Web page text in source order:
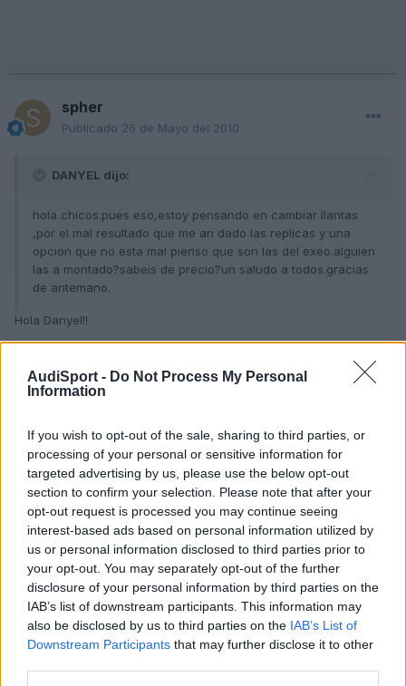
AudiSport - Do Not Process My Personal
Information
If you wish to opt-out of the sale, sharing to third parties, or
processing of your personal or sensitive information for
targeted advertising by us, please use the below opt-out
section to confirm your selection. Please note that after your
opt-out request is processed you may continue seeing
interest-based ads based on personal information utilized by
us or personal information disclosed to third parties prior to
your opt-out. You may separately opt-out of the further
disclosure of your personal information by third parties on the
IAB’s list of downstream participants. This information may
also be disclosed by us to third parties on the IAB’s List of
Downstream Participants that may further disclose it to other
spher
Publicado 26 de Mayo del 2010
DANYEL dijo:
hola chicos.pues eso,estoy pensando en cambiar llantas
,por el mal resultado que me an dado las replicas y una
opcion que no esta mal pienso que son las del exeo.alguien
las a montado?sabeis de precio?un saludo a todos.gracias
de antemano.
Hola Danyel!!
replicas no me convence demasiado. Yo ando mirando las fenix
de 18¨, pero no se si se podran montar en mi b6. Un dia de estos
Responder
Domin
Publicado26 de Mayo del 2010
seguro q se pueden montar, y algun propietario de un exeo las
habra cambiado.
Que os ha pasado con las replicas???